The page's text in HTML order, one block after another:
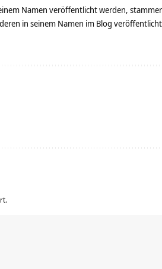
Namen veröffentlicht werden,
in seinem Namen im Blog